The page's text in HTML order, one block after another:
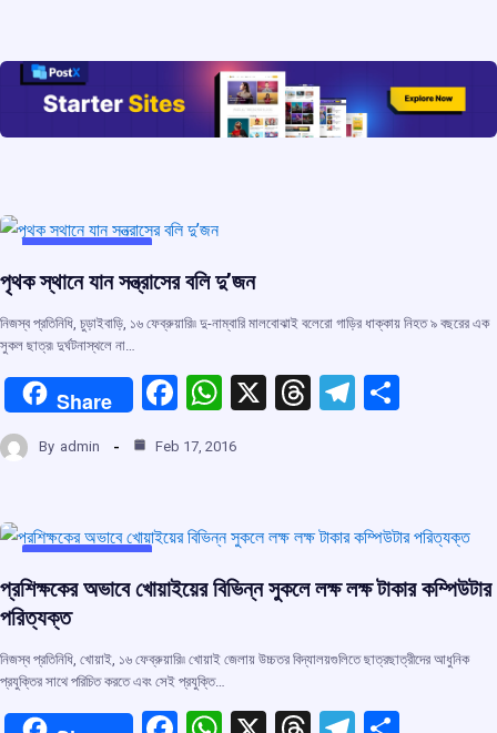
o
o
k
A
p
p
d
s
a
m
UNCATEGORIZED
পৃথক স্থানে যান সন্ত্রাসের বলি দু’জন
নিজস্ব প্রতিনিধি, চুড়াইবাড়ি, ১৬ ফেব্রুয়ারি৷৷ দু-নাম্বারি মালবোঝাই বলেরো গাড়ির ধাক্কায় নিহত ৯ বছরের এক
সুকল ছাত্র৷ দুর্ঘটনাস্থলে না…
Share
F
ce
o
o
k
W
at
A
p
p
X
T
d
T
a
m
By admin Feb 17, 2016
UNCATEGORIZED
প্রশিক্ষকের অভাবে খোয়াইয়ের বিভিন্ন সুকলে লক্ষ লক্ষ টাকার কম্পিউটার
পরিত্যক্ত
নিজস্ব প্রতিনিধি, খোয়াই, ১৬ ফেব্রুয়ারি৷৷ খোয়াই জেলায় উচ্চতর বিদ্যালয়গুলিতে ছাত্রছাত্রীদের আধুনিক
প্রযুক্তির সাথে পরিচিত করতে এবং সেই প্রযুক্তি…